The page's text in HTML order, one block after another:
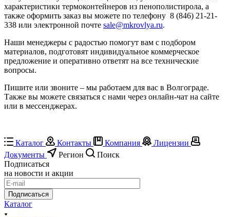
характеристики термоконтейнеров из пенополистирола, а
также оформить заказ вы можете по телефону 8 (846) 21-21-
338 или электронной почте sale@mkrovlya.ru.
Наши менеджеры с радостью помогут вам с подбором
материалов, подготовят индивидуальное коммерческое
предложение и оперативно ответят на все технические
вопросы.
Пишите или звоните – мы работаем для вас в Волгограде.
Также вы можете связаться с нами через онлайн-чат на сайте
или в мессенджерах.
Каталог Контакты Компания
Лицензии
Документы
Регион
Поиск
Подписаться
на новости и акции
Подписаться
Каталог